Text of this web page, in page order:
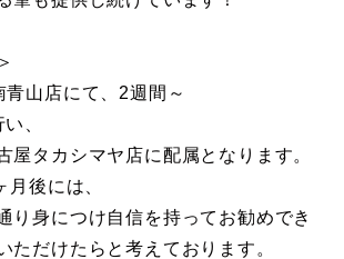
山店にて、2週間～
、
屋タカシマヤ店に配属となります。
後には、
り身につけ自信を持ってお勧めでき
ただけたらと考えております。